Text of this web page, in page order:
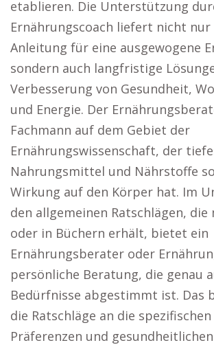
etablieren. Die Unterstützung
Ernährungscoach liefert nicht nur
Anleitung für eine ausgewogene
sondern auch langfristige
Verbesserung von Gesundheit,
und Energie. Der
Fachmann auf dem Gebiet der
Ernährungswissenschaft, der
Nahrungsmittel und Nährstoffe
Wirkung auf den Körper hat. Im
den allgemeinen Ratschlägen, die
oder in Büchern erhält, bietet ein
Ernährungsberater oder
persönliche Beratung, die genau
Bedürfnisse abgestimmt ist. Das
die Ratschläge an die
Präferenzen und